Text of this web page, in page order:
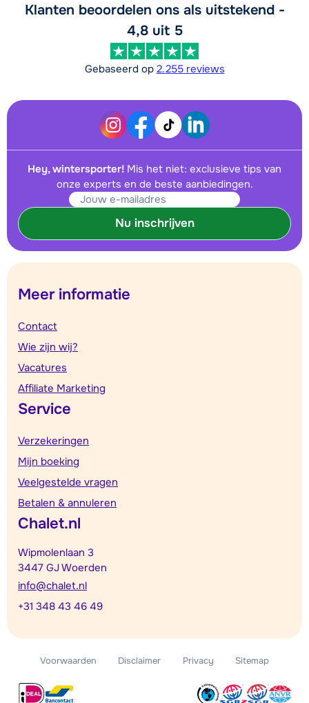
Klanten beoordelen ons als uitstekend -
4,8 uit 5
Gebaseerd op 2.255 reviews
Hey, wintersporter! Mis het niet: exclusieve tips van
onze experts en de beste aanbiedingen.
Nu inschrijven
Meer informatie
Contact
Wie zijn wij?
Vacatures
Affiliate Marketing
Service
Verzekeringen
Mijn boeking
Veelgestelde vragen
Betalen & annuleren
Chalet.nl
Wipmolenlaan 3
3447 GJ Woerden
info@chalet.nl
+31 348 43 46 49
Voorwaarden Disclaimer Privacy Sitemap